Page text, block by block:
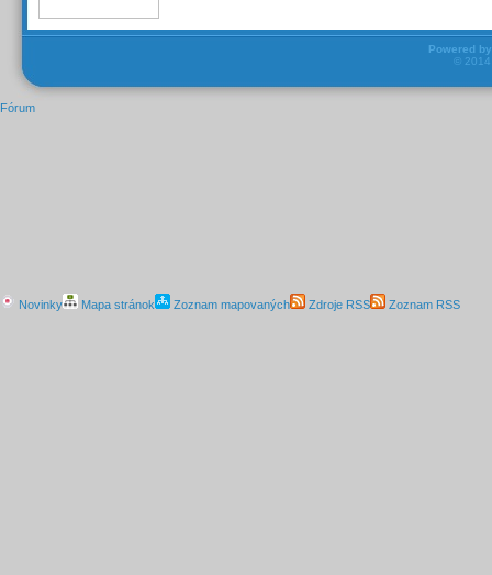
Powered by
©
Fórum
Novinky Mapa stránok Zoznam mapovaných Zdroje RSS Zoznam RSS